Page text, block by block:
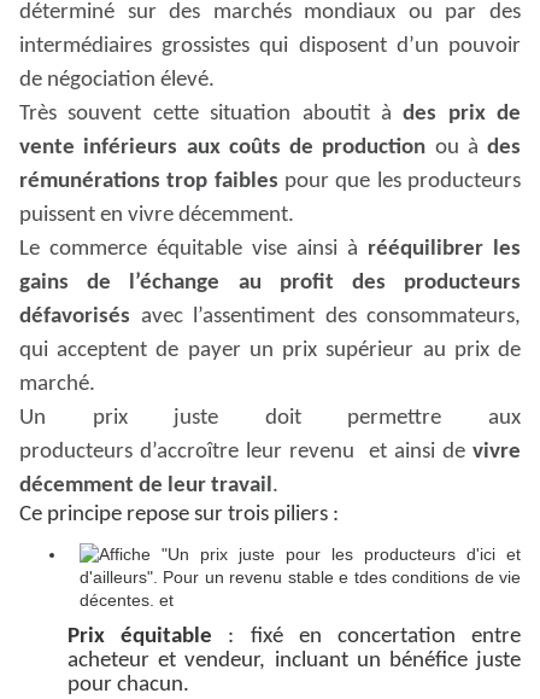
déterminé sur des marchés mondiaux ou par des
intermédiaires grossistes qui disposent d’un pouvoir
de négociation élevé.
Très souvent cette situation aboutit àdes prix de
vente inférieurs aux coûts de production ou à des
rémunérations trop faibles pour que les producteurs
puissent en vivre décemment.
Le commerce équitable vise ainsi à rééquilibrer les
gains de l’échange au profit des producteurs
défavorisés avec l’assentiment des consommateurs,
qui acceptent de payer un prix supérieur au prix de
marché.
Un prix juste doit permettre aux
producteurs d’accroître leur revenu et ainsi de vivre
décemment de leur travail.
Ce principe repose sur trois piliers :
Prix équitable : fixé en concertation entre
acheteur et vendeur, incluant un bénéfice juste
pour chacun.